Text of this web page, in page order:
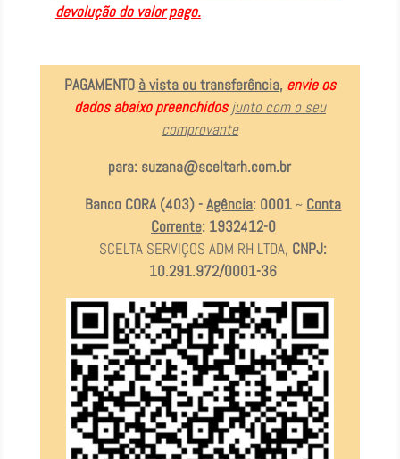
devolução do valor pago.
PAGAMENTO à vista ou transferência, envie os
dados abaixo preenchidosjunto com o seu
comprovante
para: suzana@sceltarh.com.br
Banco CORA (403) -Agência: 0001 ~ Conta
Corrente: 1932412-0
SCELTA SERVIÇOS ADM RH LTDA, CNPJ:
10.291.972/0001-36